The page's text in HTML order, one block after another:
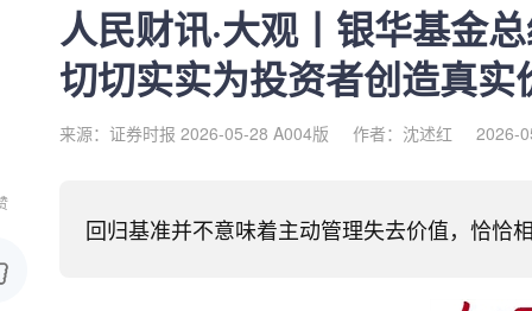
人民财讯·大观丨银华基金
切切实实为投资者创造真实
来源：证券时报 2026-05-28 A004版 作者：沈述红 2026-
回归基准并不意味着主动管理失去价值，恰恰